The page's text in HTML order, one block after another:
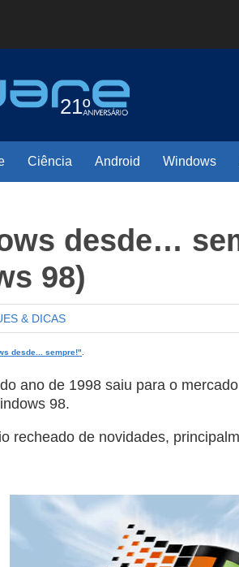
Ciência Android Windows
desde…
98)
& DICAS
desde... sempre!"
ano de 1998 saiu para o
98.
recheado de novidades,